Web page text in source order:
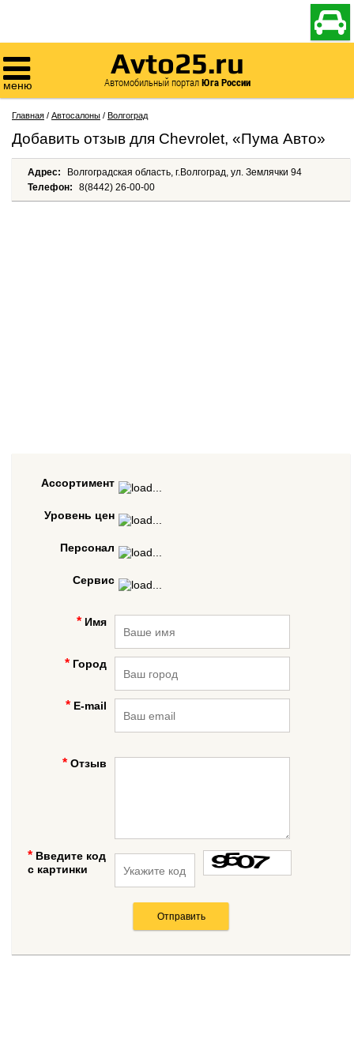


меню
Avto25.ru
Автомобильный порталЮга России
Главная / Автосалоны / Волгоград
Добавить отзыв для Chevrolet, «Пума Авто»
Адрес:
Волгоградская область, г.Волгоград, ул. Землячки 94
Телефон:
8(8442) 26-00-00
Ассортимент
Уровень цен
Персонал
Сервис
Имя
Город
E-mail
Отзыв
Введите код
с картинки